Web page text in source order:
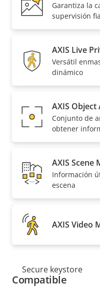
H.265
Descripción
de
Compatibilidad de
Descripción
de
Clase de PoE
Seguridad
Descripción
propiedad
Arranque seguro
Secure keystore
Garantiza la
supervisión
AXIS Live
Versátil
dinámico
AXIS Object
Conjunto de
obtener
AXIS Scene
Información
escena
AXIS Video
Compatible